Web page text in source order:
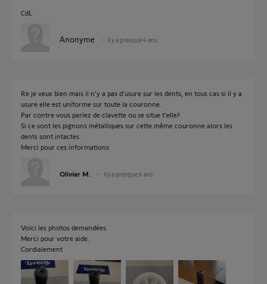
CdL
Anonyme il y a presque 4 ans
Re je veux bien mais il n’y a pas d’usure sur les dents, en tous cas si il y a
usure elle est uniforme sur toute la couronne.
Par contre vous parlez de clavette ou se situe t’elle?
Si ce sont les pignons métalliques sur cette même couronne alors les
dents sont intactes.
Merci pour ces informations
Olivier M. il y a presque 4 ans
Voici les photos demandées.
Merci pour votre aide.
Cordialement